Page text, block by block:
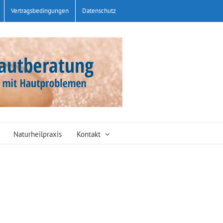
Vertragsbedingungen Datenschutz
Naturheilpraxis Kontakt